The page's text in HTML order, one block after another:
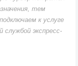
тем
к услуге
службой экспресс-